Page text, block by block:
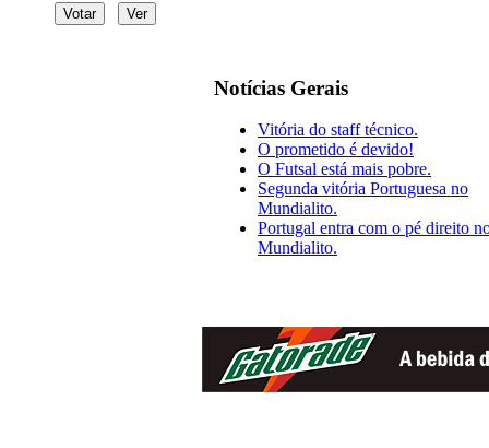
Notícias Gerais
Vitória do staff técnico.
O prometido é devido!
O Futsal está mais pobre.
Segunda vitória Portuguesa no
Mundialito.
Portugal entra com o pé direito
Mundialito.